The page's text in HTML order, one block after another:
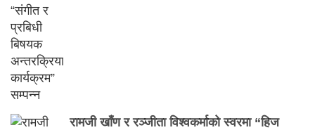
रामजी खाँण र रञ्जीता विश्वकर्माको स्वरमा “हिज